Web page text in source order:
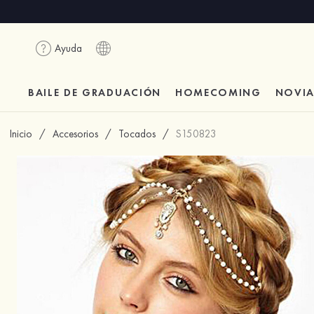
Ayuda
BAILE DE GRADUACIÓN HOMECOMING
Inicio / Accesorios / Tocados / S150823